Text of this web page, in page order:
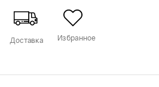
Доставка Избранное